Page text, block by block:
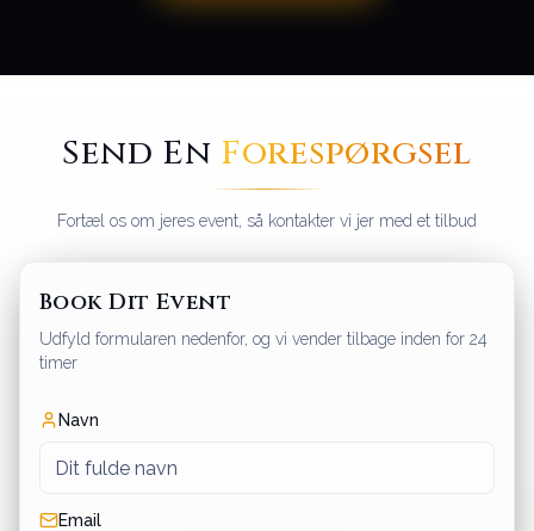
Send En Forespørgsel
Fortæl os om jeres event, så kontakter vi jer med et tilbud
Book Dit Event
Udfyld formularen nedenfor, og vi vender tilbage inden for 24
timer
Navn
Email